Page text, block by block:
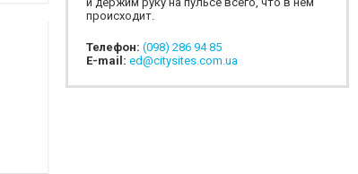
происходит.
Телефон: (098) 286 94 85
E-mail: ed@citysites.com.ua